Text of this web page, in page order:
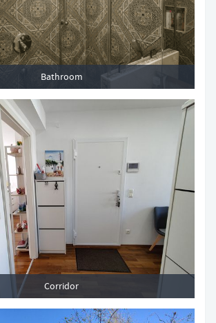
Bathroom
Corridor